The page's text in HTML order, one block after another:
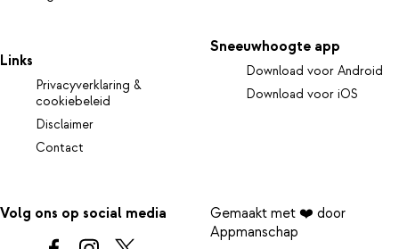
Links
Privacyverklaring &
cookiebeleid
Disclaimer
Contact
Sneeuwhoogte app
Download voor Android
Download voor iOS
Volg ons op social media
Gemaakt met ❤️ door
Appmanschap